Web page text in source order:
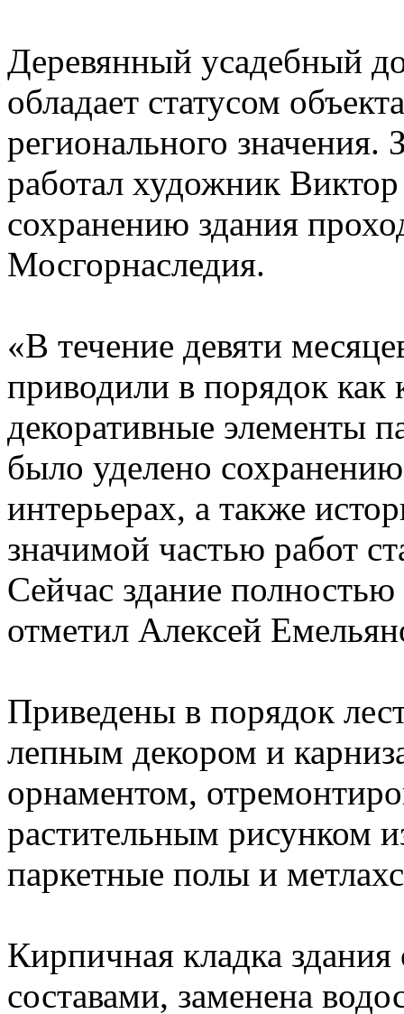
Деревянный усадебный
обладает статусом
регионального
работал художник
сохранению здания
Мосгорнаследия.
«В течение девяти
приводили в порядок как
декоративные элементы
было уделено
интерьерах, а также
значимой частью работ
Сейчас здание
отметил Алексей
Приведены в порядок
лепным декором и
орнаментом,
растительным рисунком
паркетные полы и
Кирпичная кладка
составами, заменена